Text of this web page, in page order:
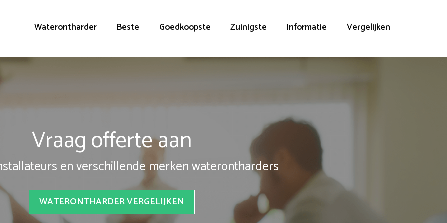
Waterontharder Beste Goedkoopste Zuinigste Informatie Vergelijken
Vraag offerte aan
en verschillende merken waterontharders
WATERONTHARDER VERGELIJKEN